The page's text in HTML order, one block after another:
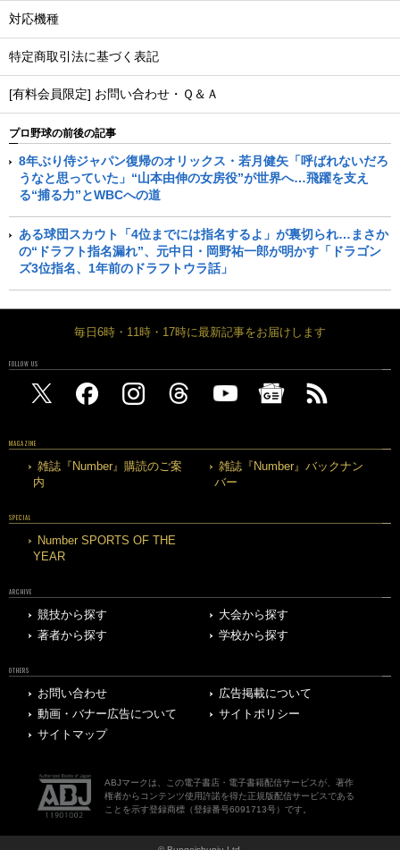
対応機種
特定商取引法に基づく表記
[有料会員限定] お問い合わせ・Ｑ＆Ａ
プロ野球の前後の記事
8年ぶり侍ジャパン復帰のオリックス・若月健矢「呼ばれないだろ
うなと思っていた」“山本由伸の女房役”が世界へ…飛躍を支え
る“捕る力”とWBCへの道
ある球団スカウト「4位までには指名するよ」が裏切られ…まさか
の“ドラフト指名漏れ”、元中日・岡野祐一郎が明かす「ドラゴン
ズ3位指名、1年前のドラフトウラ話」
毎日6時・11時・17時に最新記事をお届けします
FOLLOW US
MAGAZINE
雑誌『Number』購読のご案
内
雑誌『Number』バックナン
バー
SPECIAL
Number SPORTS OF THE
YEAR
ARCHIVE
競技から探す
大会から探す
著者から探す
学校から探す
OTHERS
お問い合わせ
広告掲載について
動画・バナー広告について
サイトポリシー
サイトマップ
ABJマークは、この電子書店・電子書籍配信サービスが、著作
権者からコンテンツ使用許諾を得た正規版配信サービスである
ことを示す登録商標（登録番号6091713号）です。